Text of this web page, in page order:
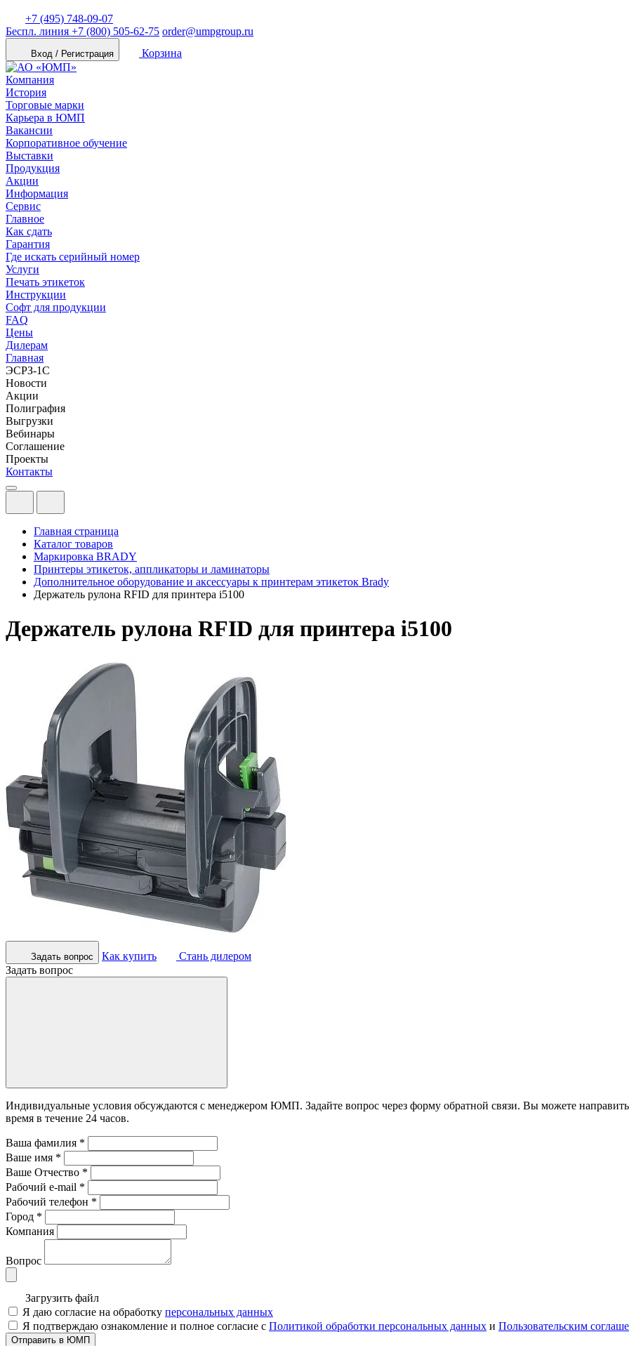
+7 (495) 748-09-07
Беспл. линия +7 (800) 505-62-75 order@umpgroup.ru
Вход / Регистрация Корзина
Компания
История
Торговые марки
Карьера в ЮМП
Вакансии
Корпоративное обучение
Выставки
Продукция
Акции
Информация
Сервис
Главное
Как сдать
Гарантия
Где искать серийный номер
Услуги
Печать этикеток
Инструкции
Софт для продукции
FAQ
Цены
Дилерам
Главная
ЭСРЗ-1С
Новости
Акции
Полиграфия
Выгрузки
Вебинары
Соглашение
Проекты
Контакты
Главная страница
Каталог товаров
Маркировка BRADY
Принтеры этикеток, аппликаторы и ламинаторы
Дополнительное оборудование и аксессуары к принтерам этикеток Brady
Держатель рулона RFID для принтера i5100
Держатель рулона RFID для принтера i5100
Задать вопрос Как купить
Стань дилером
Задать вопрос
Индивидуальные условия обсуждаются с менеджером ЮМП. Задайте вопрос через форму обратной связи. Вы можете
время в течение 24 часов.
Ваша фамилия *
Ваше имя *
Ваше Отчество *
Рабочий e-mail *
Рабочий телефон *
Город *
Компания
Вопрос
Загрузить файл
Я даю согласие на обработку персональных данных
Я подтверждаю ознакомление и полное согласие с Политикой обработки персональных данных и Пользовательским
Отправить в ЮМП